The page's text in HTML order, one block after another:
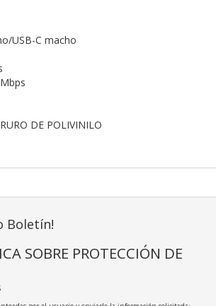
USB-C macho
DE POLIVINILO
Boletín!
SOBRE PROTECCIÓN DE